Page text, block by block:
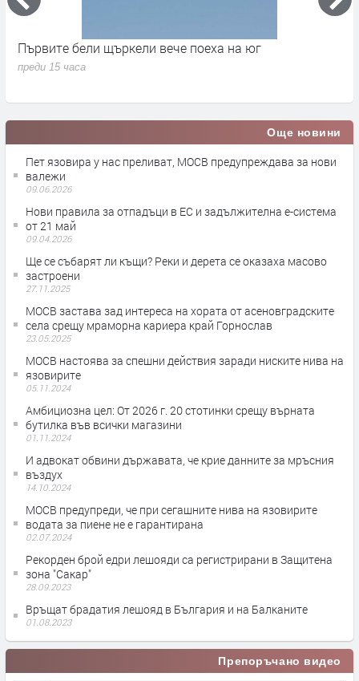
Първите бели щъркели вече поеха на юг
преди 15 часа
Още новини
Пет язовира у нас преливат, МОСВ предупреждава за нови
валежи
09.06.2026
Нови правила за отпадъци в ЕС и задължителна е-система
от 21 май
09.04.2026
Ще се събарят ли къщи? Реки и дерета се оказаха масово
застроени
27.11.2025
МОСВ застава зад интереса на хората от асеновградските
села срещу мраморна кариера край Горнослав
23.05.2025
МОСВ настоява за спешни действия заради ниските нива на
язовирите
05.11.2024
Амбициозна цел: От 2026 г. 20 стотинки срещу върната
бутилка във всички магазини
01.11.2024
И адвокат обвини държавата, че крие данните за мръсния
въздух
14.10.2024
МОСВ предупреди, че при сегашните нива на язовирите
водата за пиене не е гарантирана
02.07.2024
Рекорден брой едри лешояди са регистрирани в Защитена
зона "Сакар"
28.09.2023
Връщат брадатия лешояд в България и на Балканите
01.08.2023
Препоръчано видео